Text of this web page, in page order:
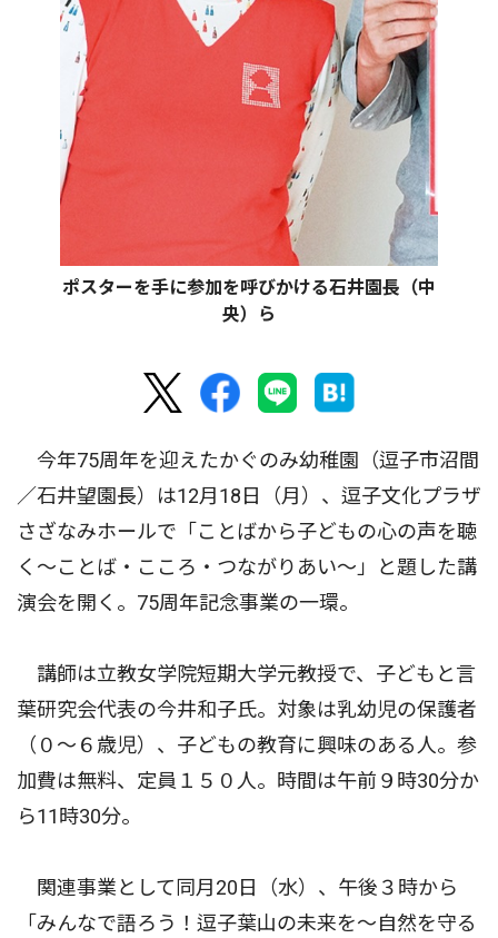
ポスターを手に参加を呼びかける石井園長（中
央）ら
今年75周年を迎えたかぐのみ幼稚園（逗子市沼間
／石井望園長）は12月18日（月）、逗子文化プラザ
さざなみホールで「ことばから子どもの心の声を聴
く〜ことば・こころ・つながりあい〜」と題した講
演会を開く。75周年記念事業の一環。
講師は立教女学院短期大学元教授で、子どもと言
葉研究会代表の今井和子氏。対象は乳幼児の保護者
（０〜６歳児）、子どもの教育に興味のある人。参
加費は無料、定員１５０人。時間は午前９時30分か
ら11時30分。
関連事業として同月20日（水）、午後３時から
「みんなで語ろう！逗子葉山の未来を〜自然を守る